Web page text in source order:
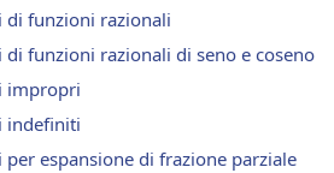
di funzioni razionali
funzioni razionali di seno e coseno
impropri
indefiniti
espansione di frazione parziale